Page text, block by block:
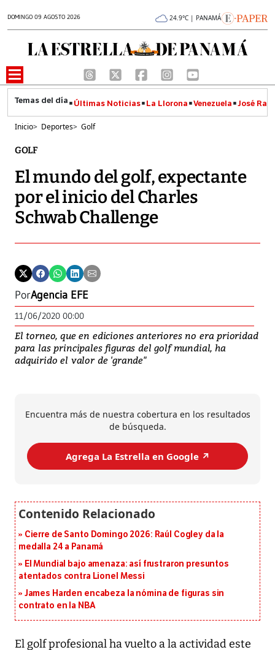
DOMINGO 09 AGOSTO 2026 24.9°C | PANAMÁ
Últimas Noticias La Llorona Venezuela José
Inicio> Deportes> Golf
GOLF
El mundo del golf, expectante
por el inicio del Charles
Schwab Challenge
PorAgencia EFE
11/06/2020 00:00
El torneo, que en ediciones anteriores no era prioridad
para las principales figuras del golf mundial, ha
adquirido el valor de 'grande"
Encuentra más de nuestra cobertura en los resultados
de búsqueda.
Agrega La Estrella en Google ↗️
Cierre de Santo Domingo 2026: Raúl Cogley da la
medalla 24 a Panamá
El Mundial bajo amenaza: así frustraron presuntos
atentados contra Lionel Messi
James Harden encabeza la nómina de figuras sin
contrato en la NBA
El golf profesional ha vuelto a la actividad este